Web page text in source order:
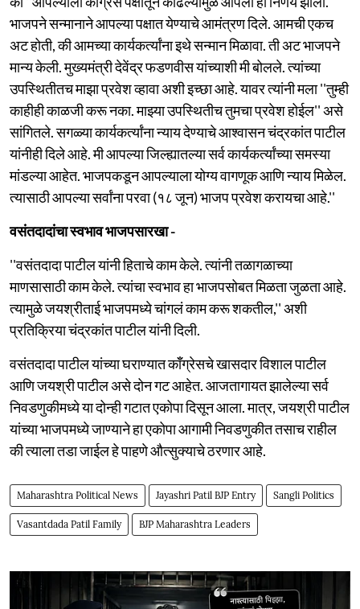
भाजपने सन्मानाने आपल्या पक्षात येण्याचे आमंत्रण दिले. आमची एकच
अट होती, की आमच्या कार्यकर्त्यांना इथे सन्मान मिळावा. ती अट भाजपने
मान्य केली. मुख्यमंत्री देवेंद्र फडणवीस यांच्याशी मी बोलले. त्यांच्या
उपस्थितीतच माझा प्रवेश व्हावा अशी इच्छा आहे. यावर त्यांनी मला ''तुम्ही
काहीही काळजी करू नका. माझ्या उपस्थितीच तुमचा प्रवेश होईल'' असे
सांगितले. सगळ्या कार्यकर्त्यांना न्याय देण्याचे आश्वासन चंद्रकांत पाटील
यांनीही दिले आहे. मी आपल्या जिल्ह्यातल्या सर्व कार्यकर्त्यांच्या समस्या
मांडल्या आहेत. भाजपकडून आपल्याला योग्य वागणूक आणि न्याय मिळेल.
त्यासाठी आपल्या सर्वांना परवा (१८ जून) भाजप प्रवेश करायचा आहे.''
वसंतदादांचा स्वभाव भाजपसारखा -
''वसंतदादा पाटील यांनी हिताचे काम केले. त्यांनी तळागळाच्या
माणसासाठी काम केले. त्यांचा स्वभाव हा भाजपसोबत मिळता जुळता आहे.
त्यामुळे जयश्रीताई भाजपमध्ये चांगलं काम करू शकतील,'' अशी
प्रतिक्रिया चंद्रकांत पाटील यांनी दिली.
वसंतदादा पाटील यांच्या घराण्यात कॉँग्रेसचे खासदार विशाल पाटील
आणि जयश्री पाटील असे दोन गट आहेत. आजतागायत झालेल्या सर्व
निवडणुकीमध्ये या दोन्ही गटात एकोपा दिसून आला. मात्र, जयश्री पाटील
यांच्या भाजपमध्ये जाण्याने हा एकोपा आगामी निवडणुकीत तसाच राहील
की त्याला तडा जाईल हे पाहणे औत्सुक्याचे ठरणार आहे.
Maharashtra Political News Jayashri Patil BJP Entry Sangli Politics
Vasantdada Patil Family BJP Maharashtra Leaders